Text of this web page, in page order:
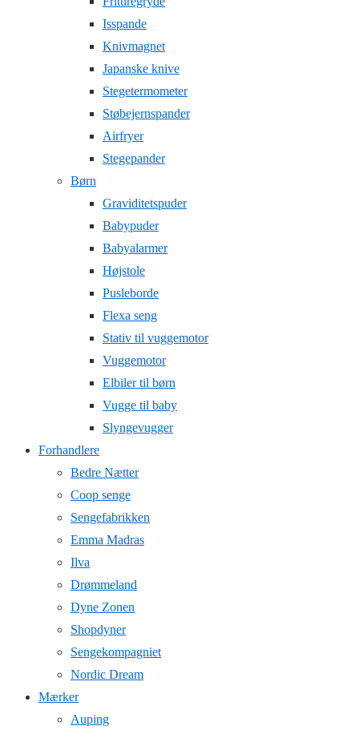
Isspande
Knivmagnet
Japanske knive
Stegetermometer
Støbejernspander
Airfryer
Stegepander
Børn
Graviditetspuder
Babypuder
Babyalarmer
Højstole
Pusleborde
Flexa seng
Stativ til vuggemotor
Vuggemotor
Elbiler til børn
Vugge til baby
Slyngevugger
Forhandlere
Bedre Nætter
Coop senge
Sengefabrikken
Emma Madras
Ilva
Drømmeland
Dyne Zonen
Shopdyner
Sengekompagniet
Nordic Dream
Mærker
Auping